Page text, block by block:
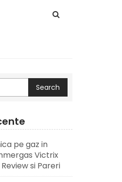
Search
pe gaz in
Victrix
si Pareri